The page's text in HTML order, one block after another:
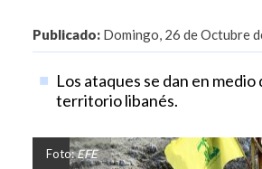
Publicado: Domingo, 26 de Octubre
Los ataques se dan en
territorio libanés.
Foto:EFE